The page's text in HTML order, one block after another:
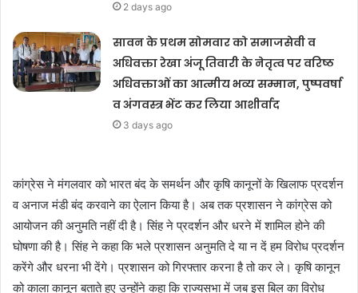
2 days ago
सावन के प्रथम सोमवार को समाजसेवी व
अधिवक्ता रेखा अंजू तिवारी के नेतृत्व पर वरिष्ठ
अधिवक्ताओं का आत्मीय भव्य सम्मान, पुष्पवर्षा
व अंगवस्त्र भेंट कर लिया आशीर्वाद
3 days ago
कांग्रेस ने मंगलवार को भारत बंद के समर्थन और कृषि कानूनों के खिलाफ प्रदर्शन
व अनाज मंडी बंद करवाने का ऐलान किया है। अब तक प्रशासन ने कांग्रेस को
आयोजन की अनुमति नहीं दी है। सिंह ने प्रदर्शन और धरने में शामिल होने की
घोषणा की है। सिंह ने कहा कि भले प्रशासन अनुमति दे या न दें हम विरोध प्रदर्शन
करेंगे और धरना भी देंगे। प्रशासन को गिरफ्तार करना है तो कर ले। कृषि कानून
को काला कानून बताते हुए उन्होंने कहा कि राज्यसभा में जब इस बिल का विरोध